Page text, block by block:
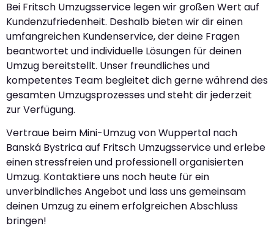
Bei Fritsch Umzugsservice legen wir großen Wert auf
Kundenzufriedenheit. Deshalb bieten wir dir einen
umfangreichen Kundenservice, der deine Fragen
beantwortet und individuelle Lösungen für deinen
Umzug bereitstellt. Unser freundliches und
kompetentes Team begleitet dich gerne während des
gesamten Umzugsprozesses und steht dir jederzeit
zur Verfügung.
Vertraue beim Mini-Umzug von Wuppertal nach
Banská Bystrica auf Fritsch Umzugsservice und erlebe
einen stressfreien und professionell organisierten
Umzug. Kontaktiere uns noch heute für ein
unverbindliches Angebot und lass uns gemeinsam
deinen Umzug zu einem erfolgreichen Abschluss
bringen!